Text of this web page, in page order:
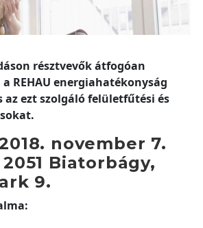
résztvevők átfogóan
REHAU energiahatékonyság
az ezt szolgáló felületfűtési és
november 7.
Biatorbágy,
9.